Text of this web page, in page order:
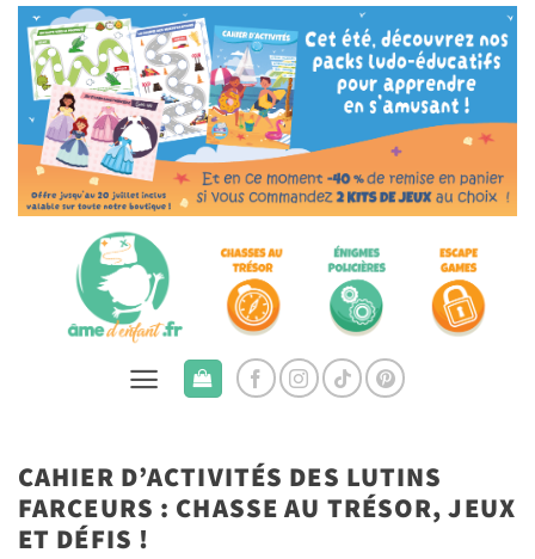
Passer
contenu
CAHIER D’ACTIVITÉS DES LUTINS
FARCEURS : CHASSE AU TRÉSOR, JEUX
ET DÉFIS !